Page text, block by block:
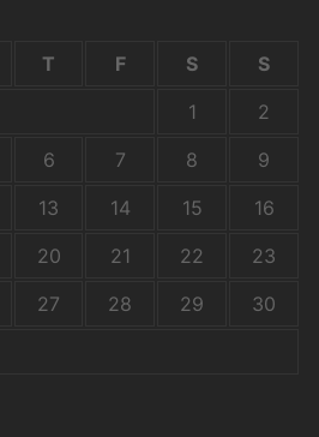
T F S
S
1
2
6 7 8
9
13 14 15
16
20 21 22
23
27 28 29
30